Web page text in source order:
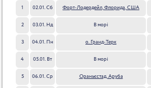
1 02.01. Сб Форт-Лодердейл, Флорида, США
2 03.01. Нд В морі
3 04.01. Пн о. Гранд-Терк
4 05.01. Вт В морі
5 06.01. Ср Ораньєстад, Аруба